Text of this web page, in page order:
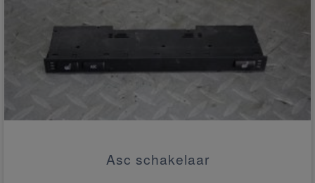
Asc schakelaar